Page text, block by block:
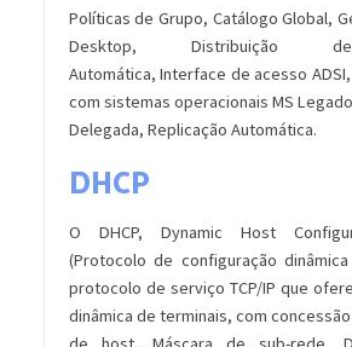
Políticas de Grupo, Catálogo Global,
Desktop, Distribuição
Automática, Interface de acesso
com sistemas operacionais MS
Delegada, Replicação Automática.
DHCP
O DHCP, Dynamic Host
(Protocolo de configuração
protocolo de serviço TCP/IP que
dinâmica de terminais, com